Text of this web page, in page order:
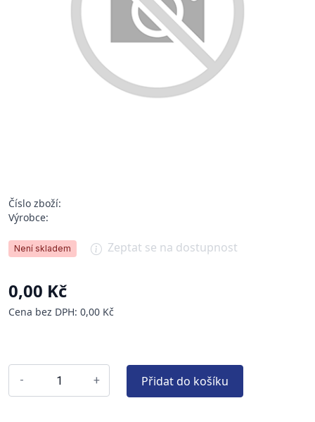
Číslo zboží:
Výrobce:
Není skladem Zeptat se na dostupnost
0,00 Kč
Cena bez DPH: 0,00 Kč
- + Přidat do košíku